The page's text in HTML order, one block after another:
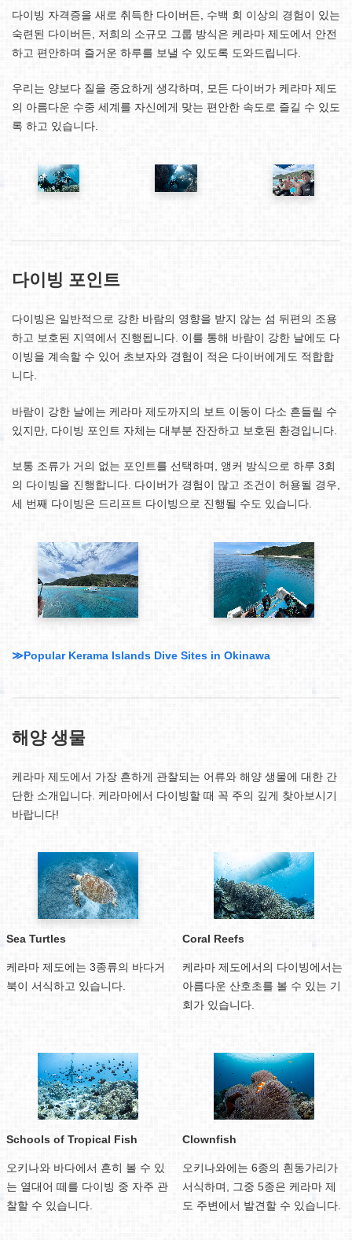
다이빙 자격증을 새로 취득한 다이버든, 수백 회 이상의 경험이 있는
숙련된 다이버든, 저희의 소규모 그룹 방식은 케라마 제도에서 안전
하고 편안하며 즐거운 하루를 보낼 수 있도록 도와드립니다.
우리는 양보다 질을 중요하게 생각하며, 모든 다이버가 케라마 제도
의 아름다운 수중 세계를 자신에게 맞는 편안한 속도로 즐길 수 있도
록 하고 있습니다.
다이빙 포인트
다이빙은 일반적으로 강한 바람의 영향을 받지 않는 섬 뒤편의 조용
하고 보호된 지역에서 진행됩니다. 이를 통해 바람이 강한 날에도 다
이빙을 계속할 수 있어 초보자와 경험이 적은 다이버에게도 적합합
니다.
바람이 강한 날에는 케라마 제도까지의 보트 이동이 다소 흔들릴 수
있지만, 다이빙 포인트 자체는 대부분 잔잔하고 보호된 환경입니다.
보통 조류가 거의 없는 포인트를 선택하며, 앵커 방식으로 하루 3회
의 다이빙을 진행합니다. 다이버가 경험이 많고 조건이 허용될 경우,
세 번째 다이빙은 드리프트 다이빙으로 진행될 수도 있습니다.
≫Popular Kerama Islands Dive Sites in Okinawa
해양 생물
케라마 제도에서 가장 흔하게 관찰되는 어류와 해양 생물에 대한 간
단한 소개입니다. 케라마에서 다이빙할 때 꼭 주의 깊게 찾아보시기
바랍니다!
Sea Turtles
케라마 제도에는 3종류의 바다거
북이 서식하고 있습니다.
Coral Reefs
케라마 제도에서의 다이빙에서는
아름다운 산호초를 볼 수 있는 기
회가 있습니다.
Schools of Tropical Fish
오키나와 바다에서 흔히 볼 수 있
는 열대어 떼를 다이빙 중 자주 관
찰할 수 있습니다.
Clownfish
오키나와에는 6종의 흰동가리가
서식하며, 그중 5종은 케라마 제
도 주변에서 발견할 수 있습니다.